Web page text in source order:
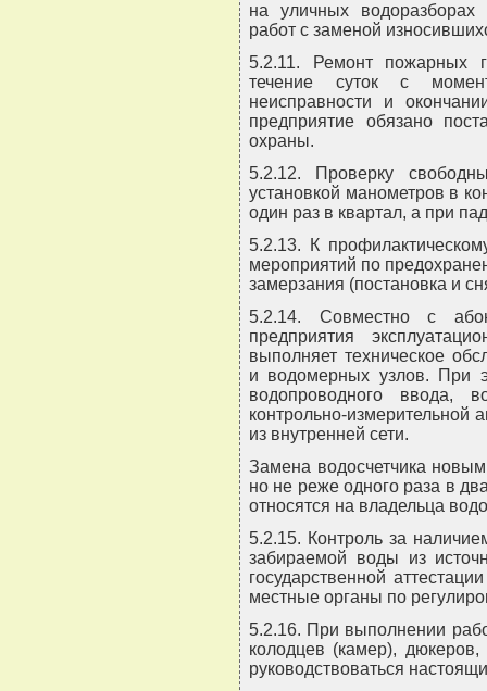
на уличных водоразборах
работ с заменой
5.2.11. Ремонт пожарных
течение суток с
неисправности и
предприятие обязано
охраны.
5.2.12. Проверку
установкой манометров в
один раз в квартал, а при
5.2.13. К
мероприятий по
замерзания (постановка и
5.2.14. Совместно с
предприятия
выполняет техническое
и водомерных узлов. При
водопроводного ввода,
контрольно-измерительной
из внутренней сети.
Замена водосчетчика
но не реже одного раза в
относятся на владельца
5.2.15. Контроль за
забираемой воды из
государственной
местные органы по
5.2.16. При выполнении
колодцев (камер),
руководствоваться